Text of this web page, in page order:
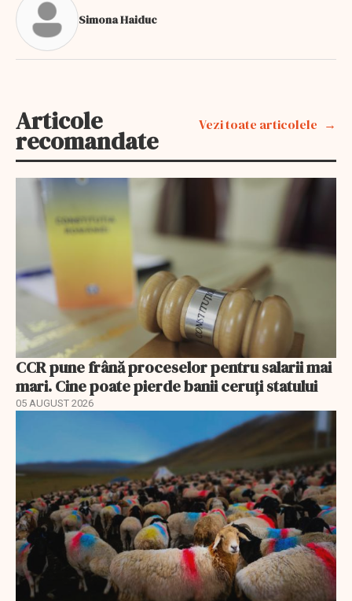
Simona Haiduc
Articole
recomandate
Vezi toate articolele
CCR pune frână proceselor pentru salarii mai
mari. Cine poate pierde banii ceruți statului
05 AUGUST 2026